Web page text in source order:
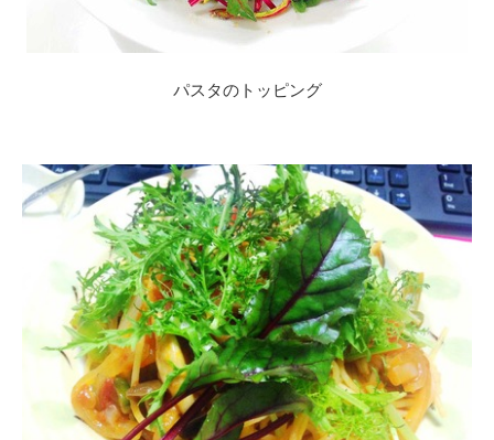
パスタのトッピング